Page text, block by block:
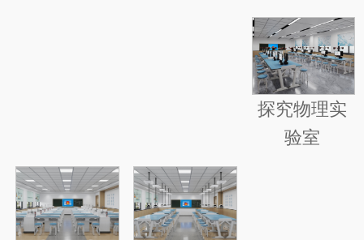
探究物理实
验室